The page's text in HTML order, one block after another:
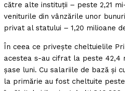
către alte instituţii – peste 2,21
veniturile din vânzările unor
privat al statului – 1,20 milioane
În ceea ce priveşte cheltuielile
acestea s-au cifrat la peste 42,4
şase luni. Cu salariile de bază şi
la primărie au fost cheltuite peste